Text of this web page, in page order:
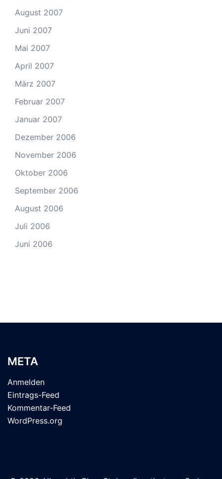
August 2007
Juni 2007
Mai 2007
April 2007
März 2007
Februar 2007
Januar 2007
Dezember 2006
November 2006
Oktober 2006
September 2006
August 2006
Juli 2006
Juni 2006
META
Anmelden
Eintrags-Feed
Kommentar-Feed
WordPress.org